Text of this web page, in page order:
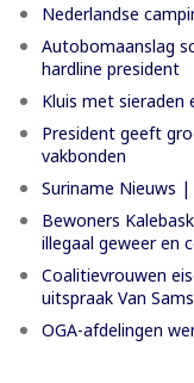
Nederlandse
Autobomaanslag
hardline president
Kluis met sieraden
President geeft
vakbonden
Suriname Nieuws |
Bewoners
illegaal geweer en
Coalitievrouwen
uitspraak Van
OGA-afdelingen